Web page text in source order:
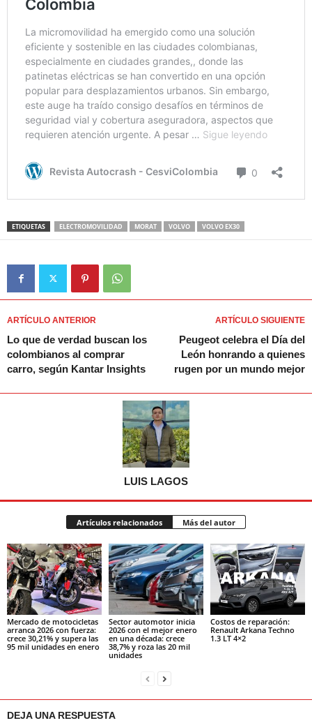
ETIQUETAS ELECTROMOVILIDAD MORAT VOLVO VOLVO EX30
ARTÍCULO ANTERIOR
Lo que de verdad buscan los
colombianos al comprar
carro, según Kantar Insights
ARTÍCULO SIGUIENTE
Peugeot celebra el Día del
León honrando a quienes
rugen por un mundo mejor
LUIS LAGOS
Artículos relacionados Más del autor
Mercado de motocicletas
arranca 2026 con fuerza:
crece 30,21% y supera las
95 mil unidades en enero
Sector automotor inicia
2026 con el mejor enero
en una década: crece
38,7% y roza las 20 mil
unidades
Costos de reparación:
Renault Arkana Techno
1.3 LT 4×2
DEJA UNA RESPUESTA